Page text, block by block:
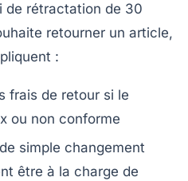
de rétractation de 30
retourner un article,
:
frais de retour si le
ou non conforme
simple changement
être à la charge de